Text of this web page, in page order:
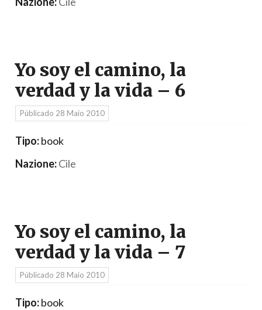
Yo soy el camino, la
verdad y la vida – 6
Públicado 28 Maio 2010
Tipo:book
Nazione:Cile
Yo soy el camino, la
verdad y la vida – 7
Públicado 28 Maio 2010
Tipo:book